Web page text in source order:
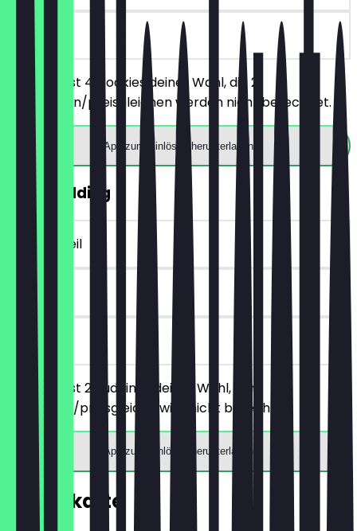
vor Ort
Du bestellst 4 Cookies deiner Wahl, die 2
günstigeren/preisgleichen werden nicht berechnet.
App zum Einlösen herunterladen
2für1 Pudding
~4 € Vorteil
30 Tage
vor Ort
Du bestellst 2 Puddings deiner Wahl, der
günstigere/preisgleiche wird nicht berechnet.
App zum Einlösen herunterladen
Speisekarte